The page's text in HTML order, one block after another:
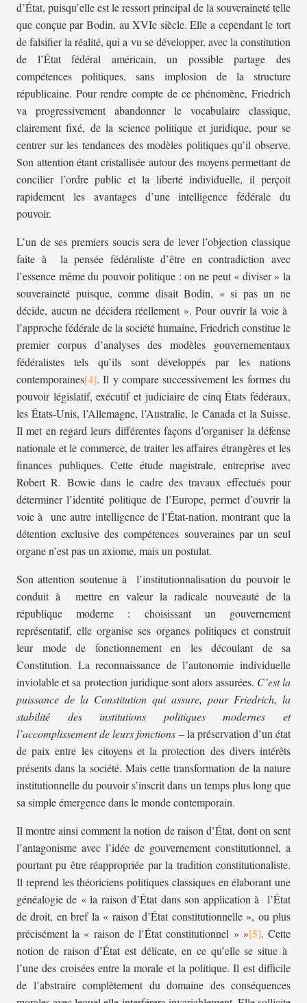
d’État, puisqu’elle est le ressort principal de la souveraineté telle
que conçue par Bodin, au XVIe siècle. Elle a cependant le tort
de falsifier la réalité, qui a vu se développer, avec la constitution
de l’État fédéral américain, un possible partage des
compétences politiques, sans implosion de la structure
républicaine. Pour rendre compte de ce phénomène, Friedrich
va progressivement abandonner le vocabulaire classique,
clairement fixé, de la science politique et juridique, pour se
centrer sur les tendances des modèles politiques qu’il observe.
Son attention étant cristallisée autour des moyens permettant de
concilier l’ordre public et la liberté individuelle, il perçoit
rapidement les avantages d’une intelligence fédérale du
pouvoir.
L’un de ses premiers soucis sera de lever l’objection classique
faite à la pensée fédéraliste d’être en contradiction avec
l’essence même du pouvoir politique : on ne peut « diviser » la
souveraineté puisque, comme disait Bodin, « si pas un ne
décide, aucun ne décidera réellement ». Pour ouvrir la voie à
l’approche fédérale de la société humaine, Friedrich constitue le
premier corpus d’analyses des modèles gouvernementaux
fédéralistes tels qu’ils sont développés par les nations
contemporaines
. Il y compare successivement les formes du
pouvoir législatif, exécutif et judiciaire de cinq États fédéraux,
les États-Unis, l’Allemagne, l’Australie, le Canada et la Suisse.
Il met en regard leurs différentes façons d’organiser la défense
nationale et le commerce, de traiter les affaires étrangères et les
finances publiques. Cette étude magistrale, entreprise avec
Robert R. Bowie dans le cadre des travaux effectués pour
déterminer l’identité politique de l’Europe, permet d’ouvrir la
voie à une autre intelligence de l’État-nation, montrant que la
détention exclusive des compétences souveraines par un seul
organe n’est pas un axiome, mais un postulat.
Son attention soutenue à l’institutionnalisation du pouvoir le
conduit à mettre en valeur la radicale nouveauté de la
république moderne : choisissant un gouvernement
représentatif, elle organise ses organes politiques et construit
leur mode de fonctionnement en les découlant de sa
Constitution. La reconnaissance de l’autonomie individuelle
inviolable et sa protection juridique sont alors assurées. C’est la
puissance de la Constitution qui assure, pour Friedrich, la
stabilité des institutions politiques modernes et
l’accomplissement de leurs fonctions – la préservation d’un état
de paix entre les citoyens et la protection des divers intérêts
présents dans la société. Mais cette transformation de la nature
institutionnelle du pouvoir s’inscrit dans un temps plus long que
sa simple émergence dans le monde contemporain.
Il montre ainsi comment la notion de raison d’État, dont on sent
l’antagonisme avec l’idée de gouvernement constitutionnel, a
pourtant pu être réappropriée par la tradition constitutionaliste.
Il reprend les théoriciens politiques classiques en élaborant une
généalogie de « la raison d’État dans son application à l’État
de droit, en bref la « raison d’État constitutionnelle », ou plus
précisément la « raison de l’État constitutionnel » »
. Cette
notion de raison d’État est délicate, en ce qu’elle se situe à
l’une des croisées entre la morale et la politique. Il est difficile
de l’abstraire complètement du domaine des conséquences